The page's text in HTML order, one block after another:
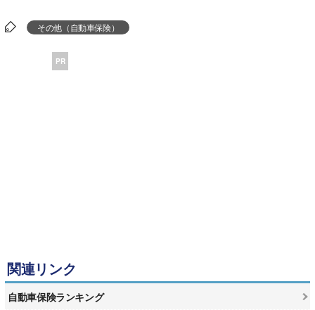
その他（自動車保険）
PR
関連リンク
自動車保険ランキング